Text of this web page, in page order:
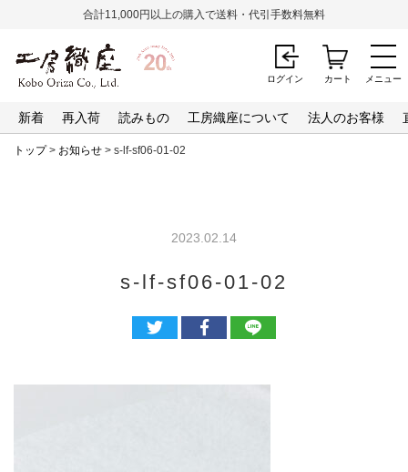
メニュー
合計11,000円以上の購入で送料・代引手数料無料
新着 再入荷 読みもの 工房織座について 法人のお客様
ログイン カート
トップ> お知らせ > s-lf-sf06-01-02
2023.02.14
s-lf-sf06-01-02